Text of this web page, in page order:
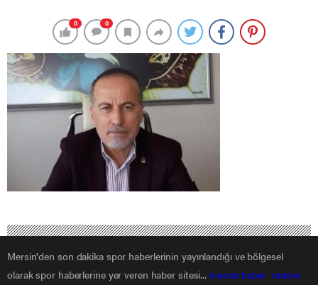
0 0
Mersin'den son dakika spor haberlerinin yayınlandığı ve bölgesel
olarak spor haberlerine yer veren haber sitesi... mersin haber mersin